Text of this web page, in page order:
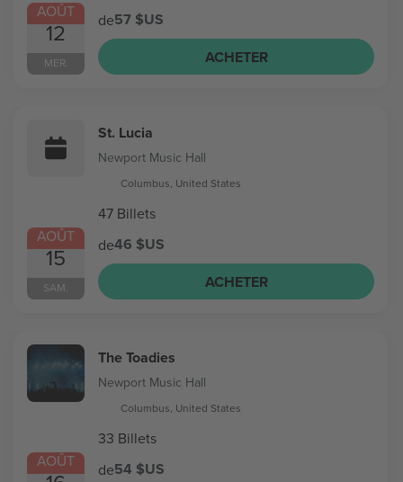
AOÛT
12
MER.
de57 $US
ACHETER
AOÛT
15
SAM.
St. Lucia
Newport Music Hall
Columbus, United States
47 Billets
de46 $US
ACHETER
AOÛT
The Toadies
Newport Music Hall
Columbus, United States
33 Billets
de54 $US